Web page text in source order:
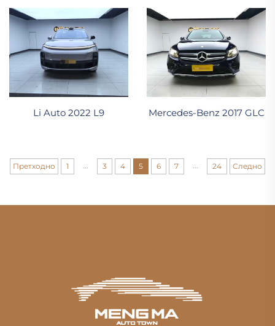
Li Auto 2022 L9 Mercedes-Benz 2017 GLC
Претходно 1 3 4 5 6 7 24 Следно